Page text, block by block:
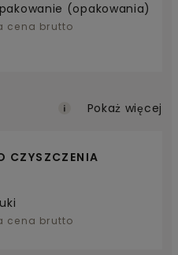
(opakowania)
cena brutto
CZYSZCZENIA
cena brutto
Pokaż więcej